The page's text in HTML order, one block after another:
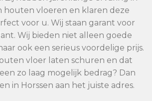
houten vloeren en klaren deze
voor u. Wij staan garant voor
Wij bieden niet alleen goede
ook een serieus voordelige prijs.
vloer laten schuren en dat
zo laag mogelijk bedrag? Dan
in Horssen aan het juiste adres.